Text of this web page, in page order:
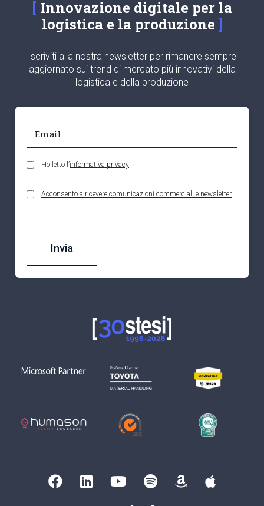
Innovazione digitale per la
logistica e la produzione
Iscriviti alla nostra newsletter per rimanere sempre
aggiornato sui trend di mercato più innovativi della
logistica e della produzione
Ho letto l’informativa privacy
Acconsento a ricevere comunicazioni commerciali e newsletter